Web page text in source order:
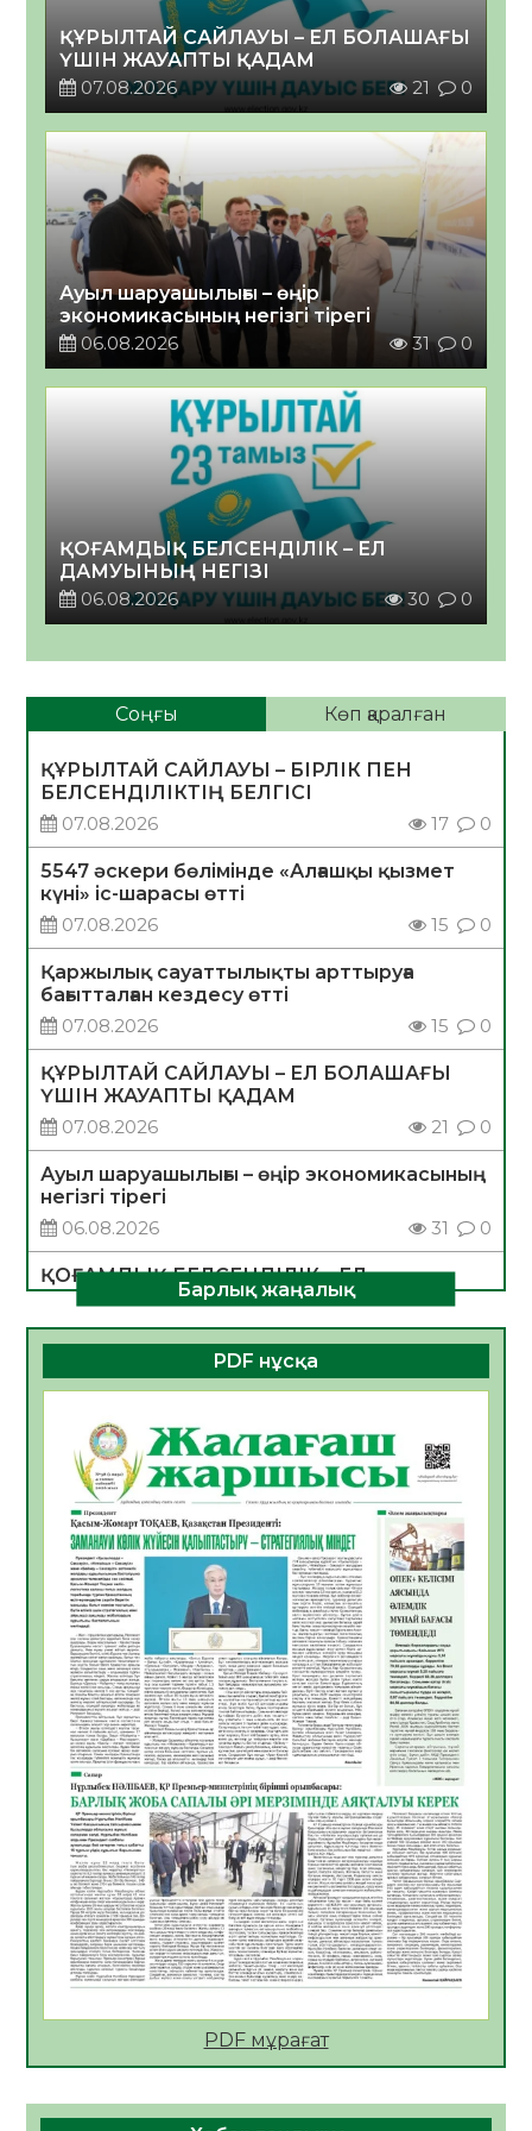
ҚҰРЫЛТАЙ САЙЛАУЫ – ЕЛ БОЛАШАҒЫ
ҮШІН ЖАУАПТЫ ҚАДАМ
07.08.2026
21 0
Ауыл шаруашылығы – өңір
экономикасының негізгі тірегі
06.08.2026
31 0
ҚОҒАМДЫҚ БЕЛСЕНДІЛІК – ЕЛ
ДАМУЫНЫҢ НЕГІЗІ
06.08.2026
30 0
Соңғы Көп қаралған
ҚҰРЫЛТАЙ САЙЛАУЫ – БІРЛІК ПЕН
БЕЛСЕНДІЛІКТІҢ БЕЛГІСІ
07.08.2026
17 0
5547 әскери бөлімінде «Алғашқы қызмет
күні» іс-шарасы өтті
07.08.2026
15 0
Қаржылық сауаттылықты арттыруға
бағытталған кездесу өтті
07.08.2026
15 0
ҚҰРЫЛТАЙ САЙЛАУЫ – ЕЛ БОЛАШАҒЫ
ҮШІН ЖАУАПТЫ ҚАДАМ
07.08.2026
21 0
Ауыл шаруашылығы – өңір экономикасының
негізгі тірегі
06.08.2026
31 0
ҚОҒАМДЫҚ БЕЛСЕНДІЛІК – ЕЛ
ДАМУЫНЫҢ НЕГІЗІ
06.08.2026
30 0
ҚҰРЫЛТАЙ САЙЛАУЫ – БОЛАШАҚҚА
БАСТАР ЖАУАПТЫ ТАҢДАУ
06.08.2026
Инфекциялық ауруларға қарсы иммундау
жұмыстарының тиімділігі
06.08.2026
33
Көкжөтел ауруы туралы
06.08.2026
30
АПВ вакцинасы туралы мәлімет
06.08.2026
31
Open Air: Қызылорда облысы полиция
департаменті 20 мыңнан астам
көрерменнің қауіпсіздігін қамтамасыз етті
06.08.2026
41
ҚЫЗЫЛОРДАДА «САНАЛЫ ҰРПАҚ –
ЖАРҚЫН БОЛАШАҚ» АТТЫ КЕҢЕЙТІЛГЕН
МӘЖІЛІС ӨТТІ
05.08.2026
43
Қазақстан Орталық Азиядағы көшуге ең
азаматтың міндеті
Барлық жаңалық
PDF нұсқа
PDF мұрағат